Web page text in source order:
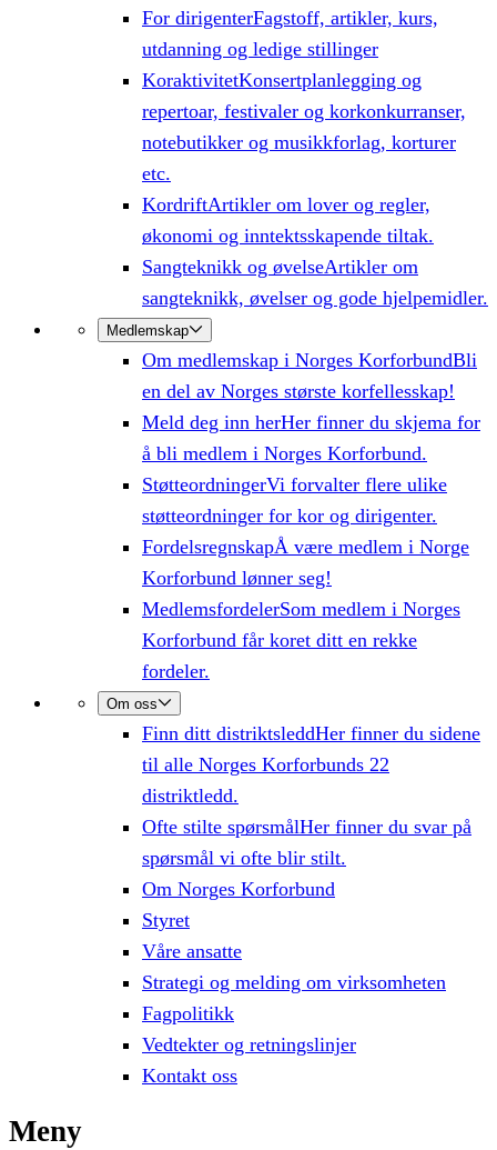
For dirigenterFagstoff, artikler, kurs,
utdanning og ledige stillinger
KoraktivitetKonsertplanlegging og
repertoar, festivaler og korkonkurranser,
notebutikker og musikkforlag, korturer
etc.
KordriftArtikler om lover og regler,
økonomi og inntektsskapende tiltak.
Sangteknikk og øvelseArtikler om
sangteknikk, øvelser og gode hjelpemidler.
Medlemskap
Om medlemskap i Norges KorforbundBli
en del av Norges største korfellesskap!
Meld deg inn herHer finner du skjema for
å bli medlem i Norges Korforbund.
StøtteordningerVi forvalter flere ulike
støtteordninger for kor og dirigenter.
FordelsregnskapÅ være medlem i Norge
Korforbund lønner seg!
MedlemsfordelerSom medlem i Norges
Korforbund får koret ditt en rekke
fordeler.
Om oss
Finn ditt distriktsleddHer finner du sidene
til alle Norges Korforbunds 22
distriktledd.
Ofte stilte spørsmålHer finner du svar på
spørsmål vi ofte blir stilt.
Om Norges Korforbund
Styret
Våre ansatte
Strategi og melding om virksomheten
Fagpolitikk
Vedtekter og retningslinjer
Kontakt oss
Meny